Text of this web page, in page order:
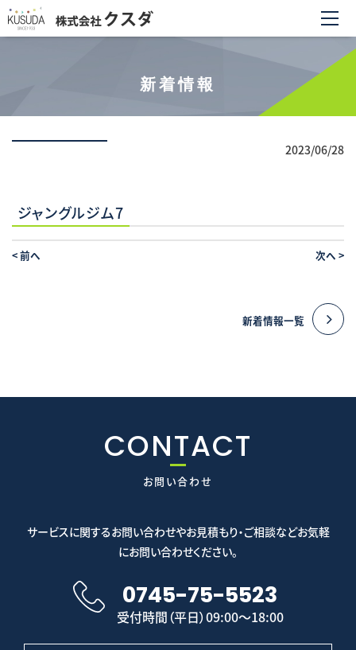
新着情報
2023/06/28
ジャングルジム7
<前へ 次へ >
新着情報一覧
CONTACT
お問い合わせ
サービスに関するお問い合わせやお見積もり・ご相談などお気軽
にお問い合わせください。
0745-75-5523
受付時間（平日）09:00～18:00